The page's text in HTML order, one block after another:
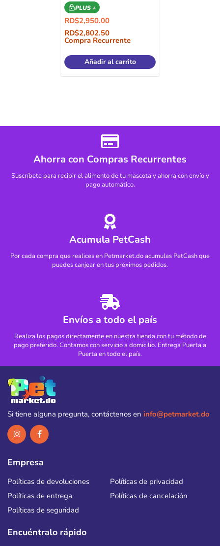
PLUS +
RD$2,950.00
RD$2,802.50
Compra Recurrente
Añadir al carrito
Ahorra con Compras Recurrentes
Suscríbete para recibir el alimento de tu mascota y ahorra con envío y
pago automático.
Acumula PetCash
Por cada compra que realices en Petmarket.do acumulas PetCash que
puedes canjear en tus próximos pedidos.
Envíos a todo el país
Realiza los pagos directamente en nuestra tienda con tu método de
pago preferido. Contamos con servicio a domicilio. Entrega Puerta a
Puerta en todo el país.
Si tiene alguna pregunta, contáctenos en info@petmarket.do
Empresa
Políticas de devoluciones
Políticas de privacidad
Políticas de entrega
Políticas de cancelación
Políticas de seguridad
Encuéntralo rápido